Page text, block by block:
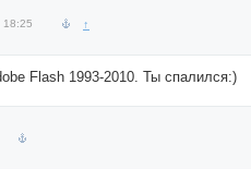
18:25 ↑
Flash 1993-2010. Ты спалился:)